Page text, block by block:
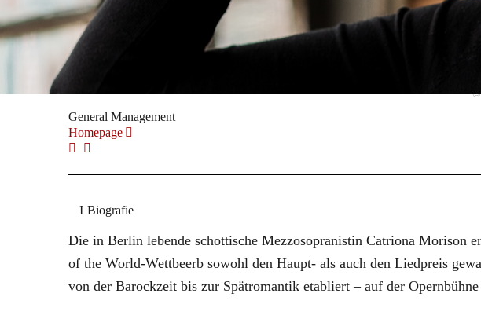
©
General Management
Homepage
Biografie
Die in Berlin lebende schottische Mezzosopranistin Catriona Morison
of the World-Wettbeerb sowohl den Haupt- als auch den Liedpreis
von der Barockzeit bis zur Spätromantik etabliert – auf der